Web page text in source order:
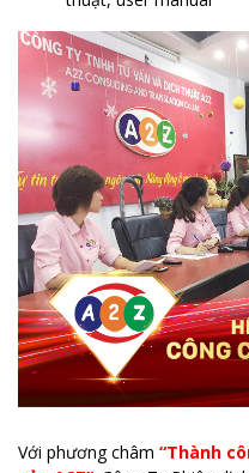
Với phương châm “Thành